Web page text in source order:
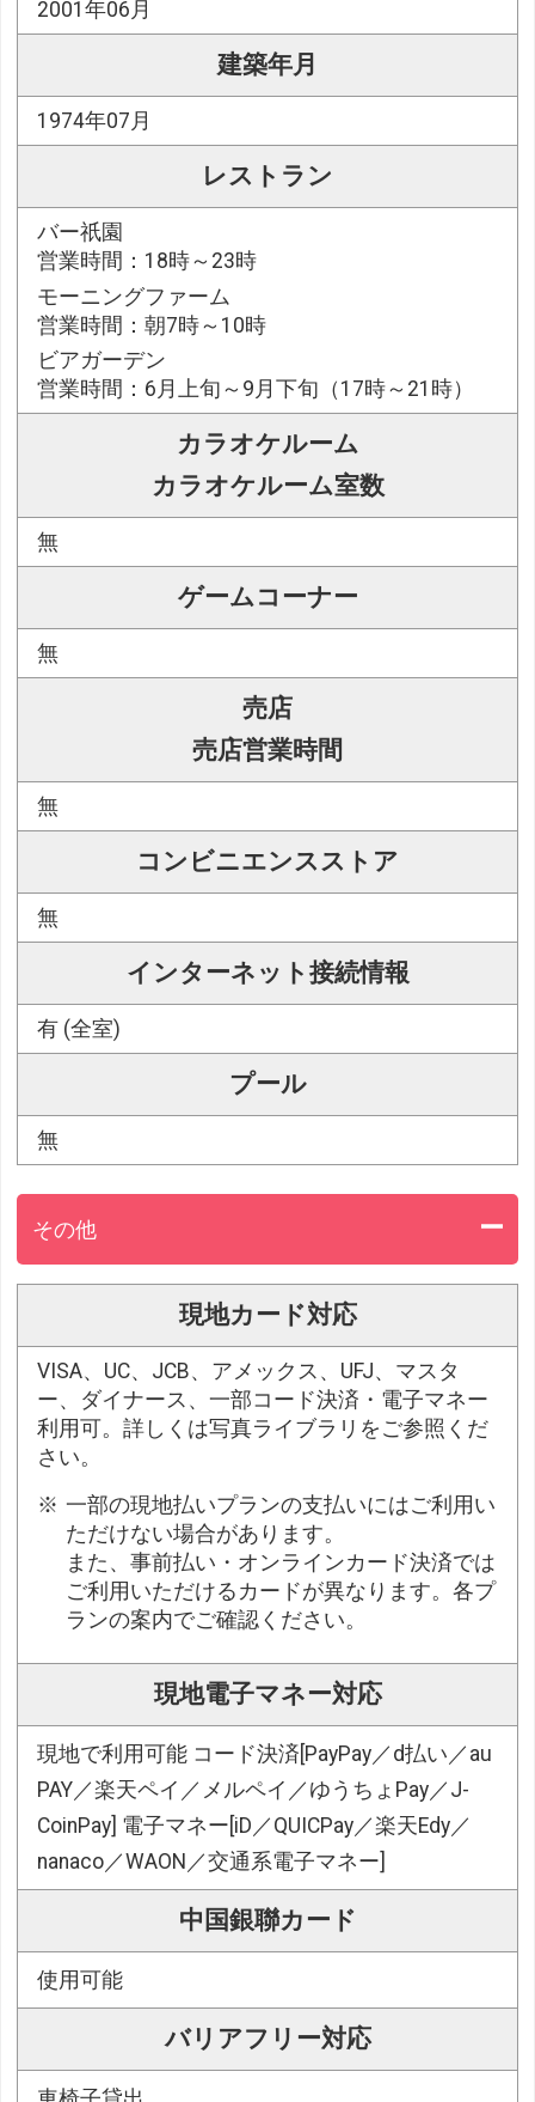
2001年06月
建築年月
1974年07月
レストラン
バー祇園
営業時間：18時～23時
モーニングファーム
営業時間：朝7時～10時
ビアガーデン
営業時間：6月上旬～9月下旬（17時～21時）
カラオケルーム
カラオケルーム室数
無
ゲームコーナー
無
売店
売店営業時間
無
コンビニエンスストア
無
インターネット接続情報
有 (全室)
プール
無
その他
現地カード対応
VISA、UC、JCB、アメックス、UFJ、マスタ
ー、ダイナース、一部コード決済・電子マネー
利用可。詳しくは写真ライブラリをご参照くだ
さい。
一部の現地払いプランの支払いにはご利用い
ただけない場合があります。
また、事前払い・オンラインカード決済では
ご利用いただけるカードが異なります。各プ
ランの案内でご確認ください。
現地電子マネー対応
現地で利用可能 コード決済[PayPay／d払い／au
PAY／楽天ペイ／メルペイ／ゆうちょPay／J-
CoinPay] 電子マネー[iD／QUICPay／楽天Edy／
nanaco／WAON／交通系電子マネー]
中国銀聯カード
使用可能
バリアフリー対応